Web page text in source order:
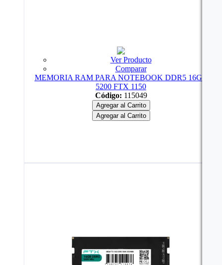
Ver Producto
Comparar
MEMORIA RAM PARA NOTEBOOK DDR5 16GB
5200 FTX 1150
Código: 115049
Agregar al Carrito
Agregar al Carrito